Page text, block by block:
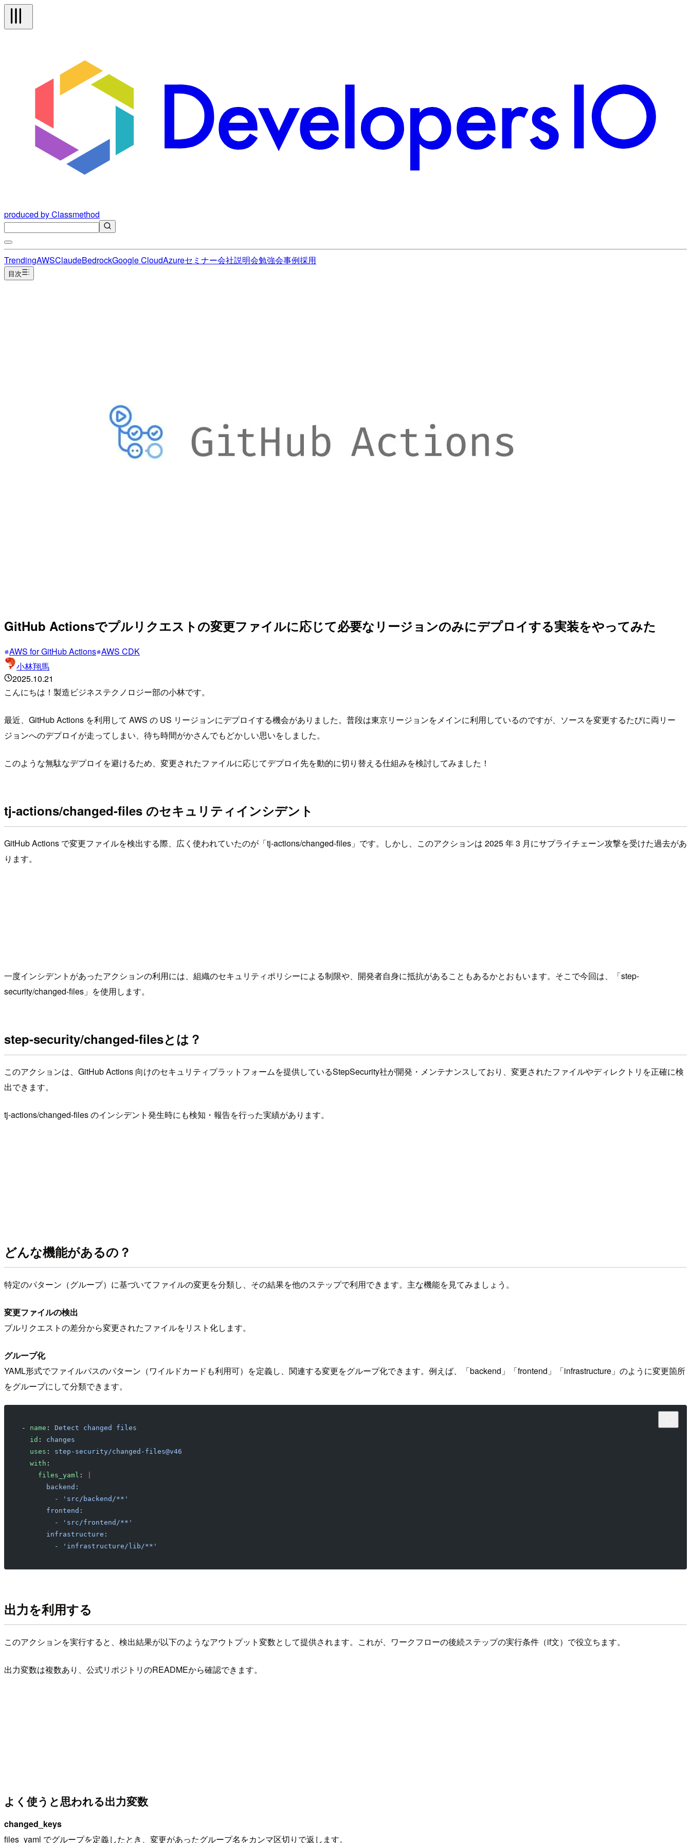
produced by Classmethod
TrendingAWSClaudeBedrockGoogle CloudAzureセミナー会社説明会勉強会事例採用
目次
GitHub Actionsでプルリクエストの変更ファイルに応じて必要なリージョンのみにデプロイする実装をやってみた
AWS for GitHub Actions AWS CDK
小林翔馬
2025.10.21
こんにちは！製造ビジネステクノロジー部の小林です。
最近、GitHub Actions を利用して AWS の US リージョンにデプロイする機会がありました。普段は東京リージョンをメインに利用しているのですが、ソースを変更するたびに両リー
ジョンへのデプロイが走ってしまい、待ち時間がかさんでもどかしい思いをしました。
このような無駄なデプロイを避けるため、変更されたファイルに応じてデプロイ先を動的に切り替える仕組みを検討してみました！
tj-actions/changed-files のセキュリティインシデント
GitHub Actions で変更ファイルを検出する際、広く使われていたのが「tj-actions/changed-files」です。しかし、このアクションは 2025 年 3 月にサプライチェーン攻撃を受けた過去があ
ります。
一度インシデントがあったアクションの利用には、組織のセキュリティポリシーによる制限や、開発者自身に抵抗があることもあるかとおもいます。そこで今回は、「step-
security/changed-files」を使用します。
step-security/changed-filesとは？
このアクションは、GitHub Actions 向けのセキュリティプラットフォームを提供しているStepSecurity社が開発・メンテナンスしており、変更されたファイルやディレクトリを正確に検
出できます。
tj-actions/changed-files のインシデント発生時にも検知・報告を行った実績があります。
どんな機能があるの？
特定のパターン（グループ）に基づいてファイルの変更を分類し、その結果を他のステップで利用できます。主な機能を見てみましょう。
変更ファイルの検出
プルリクエストの差分から変更されたファイルをリスト化します。
グループ化
YAML形式でファイルパスのパターン（ワイルドカードも利用可）を定義し、関連する変更をグループ化できます。例えば、「backend」「frontend」「infrastructure」のように変更箇所
をグループにして分類できます。
- name : Detect changed files
  id
: changes
  uses
: step-security/changed-files@v46
  with
:
    files_yaml
:
      backend:
        - 'src/backend/**'
      frontend:
        - 'src/frontend/**'
      infrastructure:
        - 'infrastructure/lib/**'
出力を利用する
このアクションを実行すると、検出結果が以下のようなアウトプット変数として提供されます。これが、ワークフローの後続ステップの実行条件（if文）で役立ちます。
出力変数は複数あり、公式リポジトリのREADMEから確認できます。
よく使うと思われる出力変数
changed_keys
files_yaml でグループを定義したとき、変更があったグループ名をカンマ区切りで返します。